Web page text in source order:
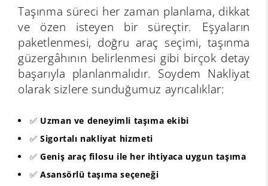
Taşınma süreci her zaman planlama, dikkat
ve özen isteyen bir süreçtir. Eşyaların
paketlenmesi, doğru araç seçimi, taşınma
güzergâhının belirlenmesi gibi birçok detay
başarıyla planlanmalıdır. Soydem Nakliyat
olarak sizlere sunduğumuz ayrıcalıklar:
✅ Uzman ve deneyimli taşıma ekibi
✅Sigortalı nakliyat hizmeti
✅Geniş araç filosu ile her ihtiyaca uygun taşıma
✅Asansörlü taşıma seçeneği